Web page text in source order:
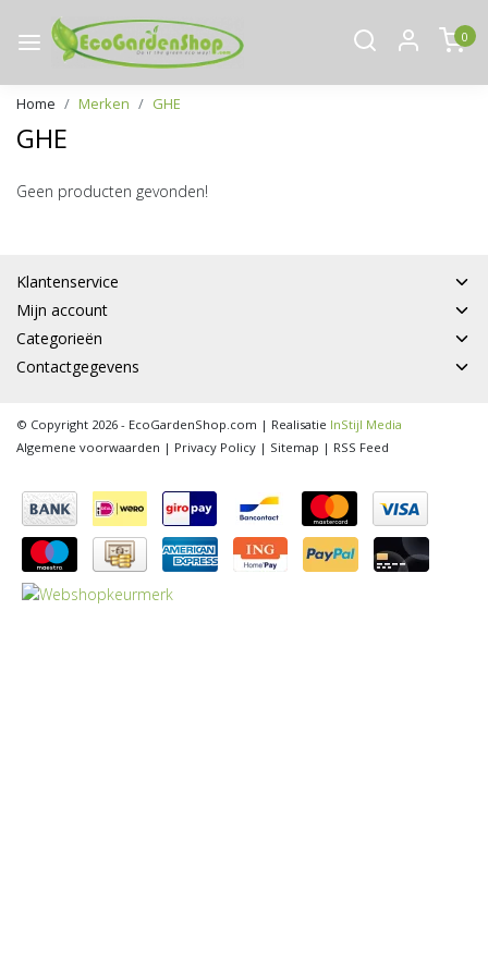
0
Home Merken GHE
GHE
Geen producten gevonden!
Klantenservice
Mijn account
Categorieën
Contactgegevens
© Copyright 2026 - EcoGardenShop.com | Realisatie InStijl Media
Algemene voorwaarden | Privacy Policy | Sitemap | RSS Feed